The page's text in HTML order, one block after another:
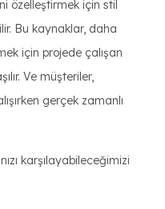
özelleştirmek için stil
Bu kaynaklar, daha
için projede çalışan
Ve müşteriler,
gerçek zamanlı
karşılayabileceğimizi